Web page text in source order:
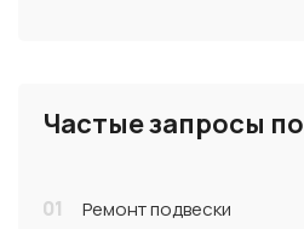
Частые запросы
01 Ремонт подвески